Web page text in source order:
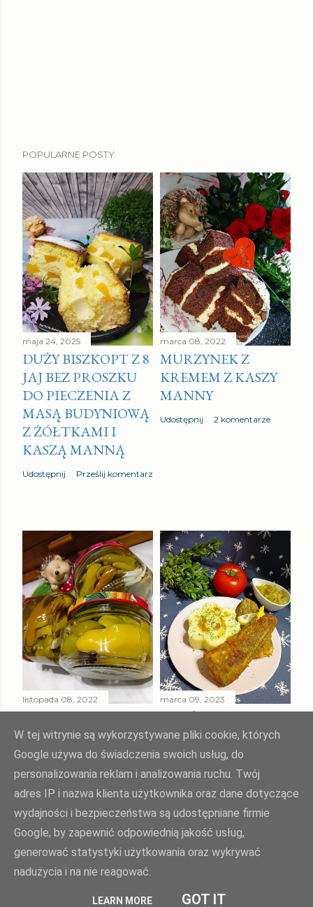
POPULARNE POSTY
maja 24, 2025
DUŻY BISZKOPT Z 8
JAJ BEZ PROSZKU
DO PIECZENIA Z
MASĄ BUDYNIOWĄ
Z ŻÓŁTKAMI I
KASZĄ MANNĄ
Udostępnij Prześlij komentarz
marca 08, 2022
MURZYNEK Z
KREMEM Z KASZY
MANNY
Udostępnij 2 komentarze
listopada 08, 2022
PAPRYKA ZIELONA
W ZALEWIE
SŁODKO - KWAŚNEJ
Udostępnij Prześlij komentarz
marca 09, 2023
SMAŻONY
MORSZCZUK
TUSZKA
Udostępnij Prześlij komentarz
Agnieszka Żuk - Swojskie jedzonko, domowa kuchnia Agi
polityka prywatności| opiekun bloga:
W tej witrynie są wykorzystywane pliki cookie, których
Google używa do świadczenia swoich usług, do
personalizowania reklam i analizowania ruchu. Twój
adres IP i nazwa klienta użytkownika oraz dane dotyczące
wydajności i bezpieczeństwa są udostępniane firmie
Google, by zapewnić odpowiednią jakość usług,
generować statystyki użytkowania oraz wykrywać
nadużycia i na nie reagować.
LEARN MORE GOT IT